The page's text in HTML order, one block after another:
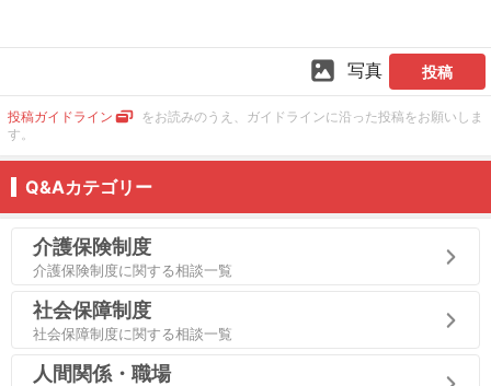
写真 投稿
投稿ガイドライン
をお読みのうえ、ガイドラインに沿った投稿をお願いしま
す。
Q&Aカテゴリー
介護保険制度
介護保険制度に関する相談一覧
社会保障制度
社会保障制度に関する相談一覧
人間関係・職場